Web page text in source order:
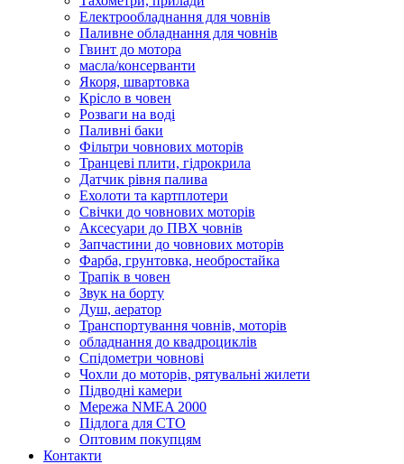
Електрообладнання для човнів
Паливне обладнання для човнів
Гвинт до мотора
масла/консерванти
Якоря, швартовка
Крісло в човен
Розваги на воді
Паливні баки
Фільтри човнових моторів
Транцеві плити, гідрокрила
Датчик рівня палива
Ехолоти та картплотери
Cвічки до човнових моторів
Аксесуари до ПВХ човнів
Запчастини до човнових моторів
Фарба, грунтовка, необростайка
Трапік в човен
Звук на борту
Душ, аератор
Транспортування човнів, моторів
обладнання до квадроциклів
Спідометри човнові
Чохли до моторів, рятувальні жилети
Підводні камери
Мережа NMEA 2000
Підлога для СТО
Оптовим покупцям
Контакти